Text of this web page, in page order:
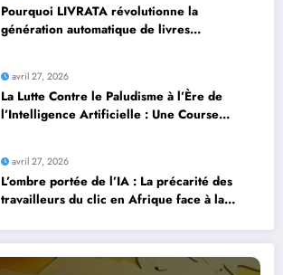
Pourquoi LIVRATA révolutionne la
génération automatique de livres
avril 27, 2026
La Lutte Contre le Paludisme à l’Ère de
l’Intelligence Artificielle : Une Course
avril 27, 2026
L’ombre portée de l’IA : La précarité des
travailleurs du clic en Afrique face à la